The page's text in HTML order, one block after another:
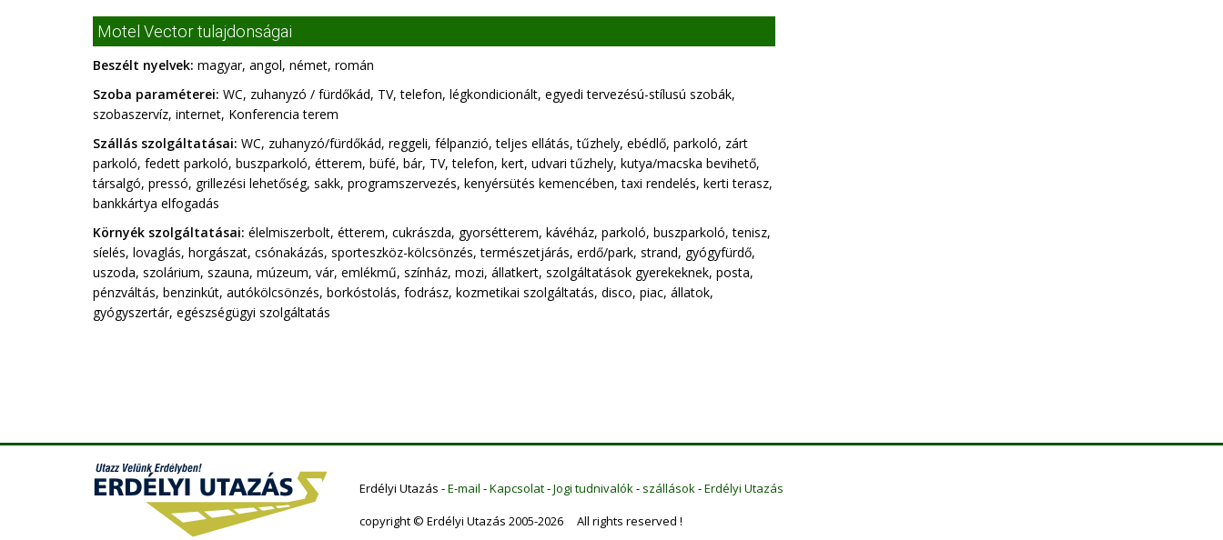
Motel Vector tulajdonságai
Beszélt nyelvek: magyar, angol, német, román
Szoba paraméterei: WC, zuhanyzó / fürdőkád, TV, telefon, légkondicionált, egyedi tervezésú-stílusú szobák,
szobaszervíz, internet, Konferencia terem
Szállás szolgáltatásai: WC, zuhanyzó/fürdőkád, reggeli, félpanzió, teljes ellátás, tűzhely, ebédlő, parkoló, zárt
parkoló, fedett parkoló, buszparkoló, étterem, büfé, bár, TV, telefon, kert, udvari tűzhely, kutya/macska bevihető,
társalgó, pressó, grillezési lehetőség, sakk, programszervezés, kenyérsütés kemencében, taxi rendelés, kerti terasz,
bankkártya elfogadás
Környék szolgáltatásai: élelmiszerbolt, étterem, cukrászda, gyorsétterem, kávéház, parkoló, buszparkoló, tenisz,
síelés, lovaglás, horgászat, csónakázás, sporteszköz-kölcsönzés, természetjárás, erdő/park, strand, gyógyfürdő,
uszoda, szolárium, szauna, múzeum, vár, emlékmű, színház, mozi, állatkert, szolgáltatások gyerekeknek, posta,
pénzváltás, benzinkút, autókölcsönzés, borkóstolás, fodrász, kozmetikai szolgáltatás, disco, piac, állatok,
gyógyszertár, egészségügyi szolgáltatás
Erdélyi Utazás -E-mail -Kapcsolat-Jogi tudnivalók- szállások-Erdélyi Utazás
copyright © Erdélyi Utazás 2005-2026 All rights reserved !